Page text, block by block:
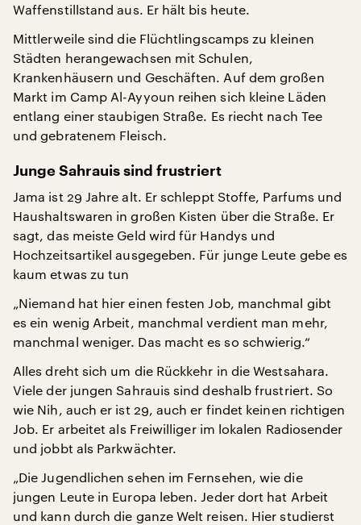
Waffenstillstand aus. Er hält bis heute.
Mittlerweile sind die Flüchtlingscamps zu kleinen
Städten herangewachsen mit Schulen,
Krankenhäusern und Geschäften. Auf dem großen
Markt im Camp Al-Ayyoun reihen sich kleine Läden
entlang einer staubigen Straße. Es riecht nach Tee
und gebratenem Fleisch.
Junge Sahrauis sind frustriert
Jama ist 29 Jahre alt. Er schleppt Stoffe, Parfums und
Haushaltswaren in großen Kisten über die Straße. Er
sagt, das meiste Geld wird für Handys und
Hochzeitsartikel ausgegeben. Für junge Leute gebe es
kaum etwas zu tun
„Niemand hat hier einen festen Job, manchmal gibt
es ein wenig Arbeit, manchmal verdient man mehr,
manchmal weniger. Das macht es so schwierig.“
Alles dreht sich um die Rückkehr in die Westsahara.
Viele der jungen Sahrauis sind deshalb frustriert. So
wie Nih, auch er ist 29, auch er findet keinen richtigen
Job. Er arbeitet als Freiwilliger im lokalen Radiosender
und jobbt als Parkwächter.
„Die Jugendlichen sehen im Fernsehen, wie die
jungen Leute in Europa leben. Jeder dort hat Arbeit
und kann durch die ganze Welt reisen. Hier studierst